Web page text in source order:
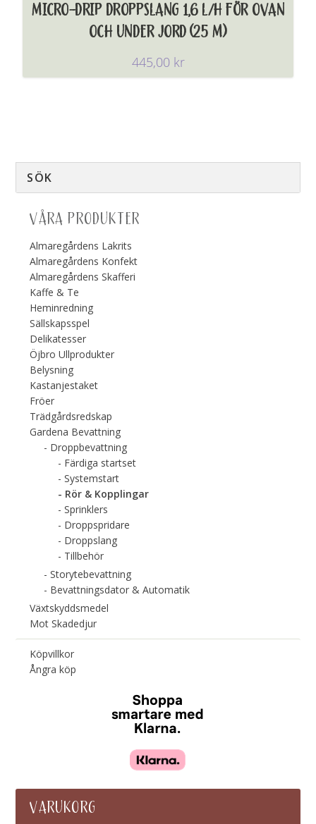
MICRO-DRIP DROPPSLANG 1,6 L/H FÖR OVAN
OCH UNDER JORD (25 M)
445,00 kr
VÅRA PRODUKTER
Almaregårdens Lakrits
Almaregårdens Konfekt
Almaregårdens Skafferi
Kaffe & Te
Heminredning
Sällskapsspel
Delikatesser
Öjbro Ullprodukter
Belysning
Kastanjestaket
Fröer
Trädgårdsredskap
Gardena Bevattning
Droppbevattning
Färdiga startset
Systemstart
Rör & Kopplingar
Sprinklers
Droppspridare
Droppslang
Tillbehör
Storytebevattning
Bevattningsdator & Automatik
Växtskyddsmedel
Mot Skadedjur
Köpvillkor
Ångra köp
VARUKORG